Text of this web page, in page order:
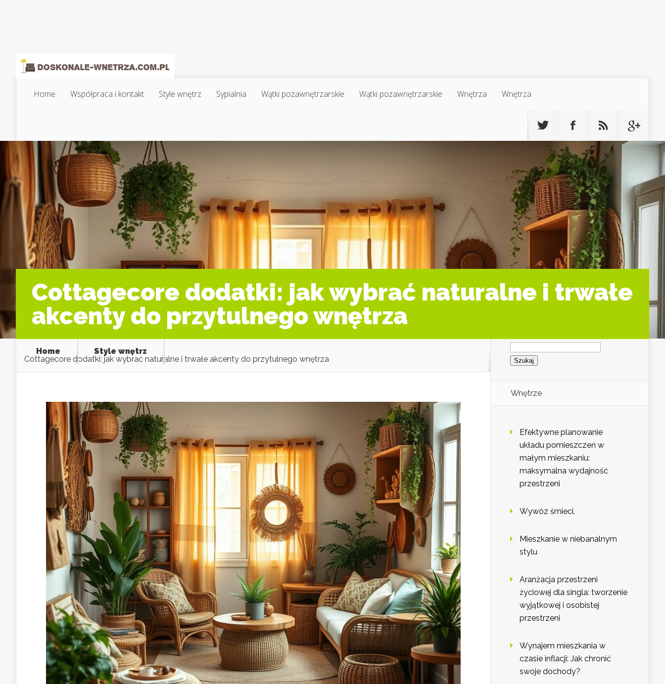
Home Współpraca i kontakt Style wnętrz Sypialnia Wątki pozawnętrzarskie Wątki pozawnętrzarskie Wnętrza Wnętrza
Cottagecore dodatki: jak wybrać naturalne i trwałe
akcenty do przytulnego wnętrza
Home
Style wnętrz
Cottagecore dodatki: jak wybrać naturalne i trwałe akcenty do przytulnego wnętrza
Szukaj:
Wnętrze
Efektywne planowanie
układu pomieszczeń w
małym mieszkaniu:
maksymalna wydajność
przestrzeni
Wywóz śmieci.
Mieszkanie w niebanalnym
stylu
Aranżacja przestrzeni
życiowej dla singla: tworzenie
wyjątkowej i osobistej
przestrzeni
Wynajem mieszkania w
czasie inflacji: Jak chronić
swoje dochody?